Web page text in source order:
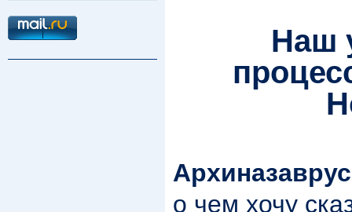
Наш
Архиназаврус
о чем хочу